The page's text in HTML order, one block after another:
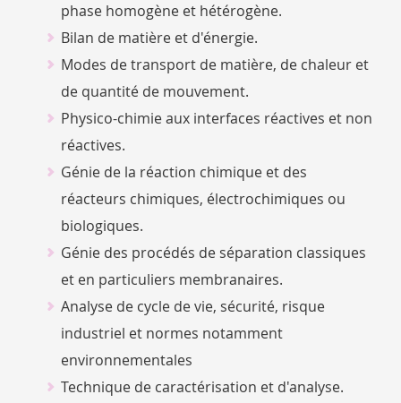
phase homogène et hétérogène.
Bilan de matière et d'énergie.
Modes de transport de matière, de chaleur et
de quantité de mouvement.
Physico-chimie aux interfaces réactives et non
réactives.
Génie de la réaction chimique et des
réacteurs chimiques, électrochimiques ou
biologiques.
Génie des procédés de séparation classiques
et en particuliers membranaires.
Analyse de cycle de vie, sécurité, risque
industriel et normes notamment
environnementales
Technique de caractérisation et d'analyse.